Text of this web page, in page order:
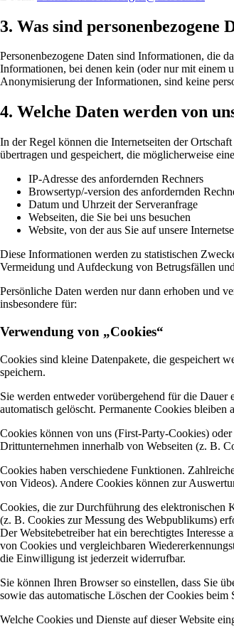
3. Was sind personenbezogene
Personenbezogene Daten sind Informationen, die
Informationen, bei denen kein (oder nur mit einem
Anonymisierung der Informationen, sind keine
4. Welche Daten werden von
In der Regel können die Internetseiten der
übertragen und gespeichert, die möglicherweise
IP-Adresse des anfordernden Rechners
Browsertyp/-version des anfordernden
Datum und Uhrzeit der Serveranfrage
Webseiten, die Sie bei uns besuchen
Website, von der aus Sie auf unsere
Diese Informationen werden zu statistischen
Vermeidung und Aufdeckung von Betrugsfällen
Persönliche Daten werden nur dann erhoben und
insbesondere für:
Verwendung von „Cookies“
Cookies sind kleine Datenpakete, die gespeichert
speichern.
Sie werden entweder vorübergehend für die Dauer
automatisch gelöscht. Permanente Cookies
Cookies können von uns (First-Party-Cookies)
Drittunternehmen innerhalb von Webseiten (z. B.
Cookies haben verschiedene Funktionen.
von Videos). Andere Cookies können zur
Cookies, die zur Durchführung des elektronischen
(z. B. Cookies zur Messung des Webpublikums)
Der Websitebetreiber hat ein berechtigtes
von Cookies und vergleichbaren
die Einwilligung ist jederzeit widerrufbar.
Sie können Ihren Browser so einstellen, dass Sie
sowie das automatische Löschen der Cookies
Welche Cookies und Dienste auf dieser Website